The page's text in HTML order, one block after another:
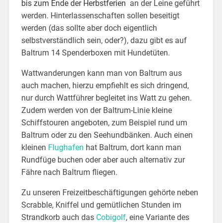
bis zum Ende der Herbstferien an der Leine geführt
werden. Hinterlassenschaften sollen beseitigt
werden (das sollte aber doch eigentlich
selbstverständlich sein, oder?), dazu gibt es auf
Baltrum 14 Spenderboxen mit Hundetüten.
Wattwanderungen kann man von Baltrum aus
auch machen, hierzu empfiehlt es sich dringend,
nur durch Wattführer begleitet ins Watt zu gehen.
Zudem werden von der Baltrum-Linie kleine
Schiffstouren angeboten, zum Beispiel rund um
Baltrum oder zu den Seehundbänken. Auch einen
kleinen Flughafen hat Baltrum, dort kann man
Rundfüge buchen oder aber auch alternativ zur
Fähre nach Baltrum fliegen.
Zu unseren Freizeitbeschäftigungen gehörte neben
Scrabble, Kniffel und gemütlichen Stunden im
Strandkorb auch das Cobigolf, eine Variante des